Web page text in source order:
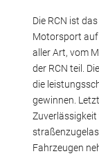
Die RCN ist
Motorsport auf
aller Art, vom
der RCN teil.
die
gewinnen.
Zuverlässigkeit
Fahrzeugen